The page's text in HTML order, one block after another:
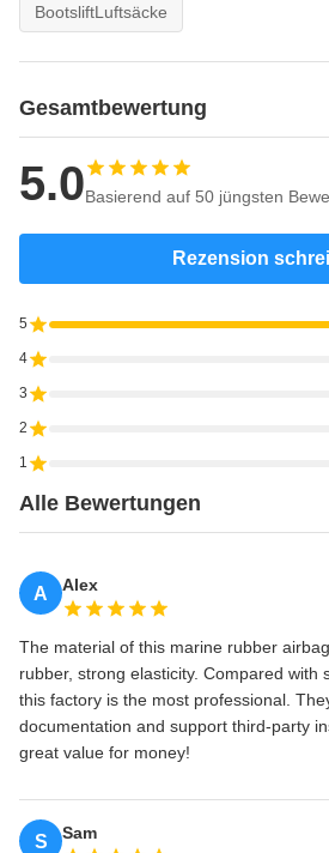
BootsliftLuftsäcke
Gesamtbewertung
5.0Basierend auf 50 jüngsten
Rezension
5
4
3
2
1
Alle Bewertungen
A Alex
The material of this marine rubber
rubber, strong elasticity. Compared with
this factory is the most professional.
documentation and support third-party
great value for money!
S Sam